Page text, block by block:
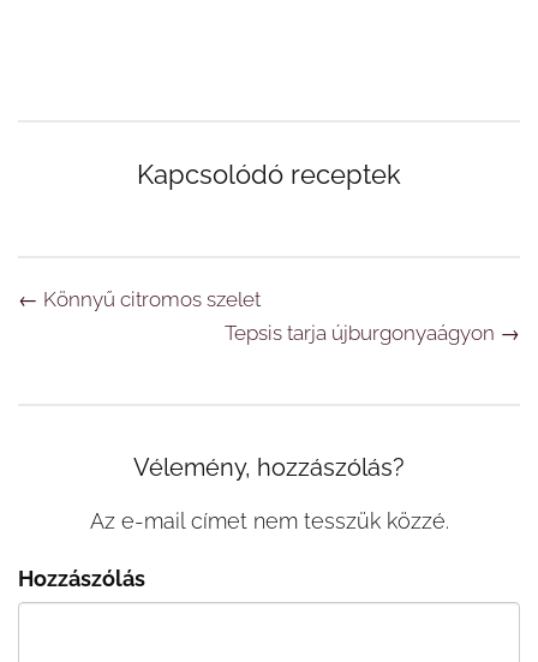
Kapcsolódó receptek
Navigáció
← Könnyű citromos szelet
Tepsis tarja újburgonyaágyon →
Vélemény, hozzászólás?
Az e-mail címet nem tesszük közzé.
Hozzászólás